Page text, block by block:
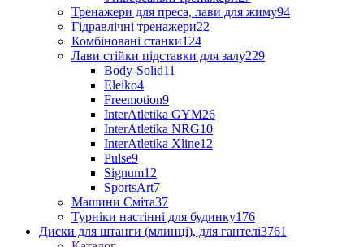
Тренажери для преса, лави для жиму94
Гідравлічні тренажери22
Комбіновані станки124
Лави стійки підставки для залу229
Body-Solid11
Eleiko4
Freemotion9
InterAtletika GYM26
InterAtletika NRG10
InterAtletika Xline12
Pulse9
Signum12
SportsArt7
Машини Сміта37
Турніки настінні для будинку176
Диски для штанги (млинці), для гантелі3761